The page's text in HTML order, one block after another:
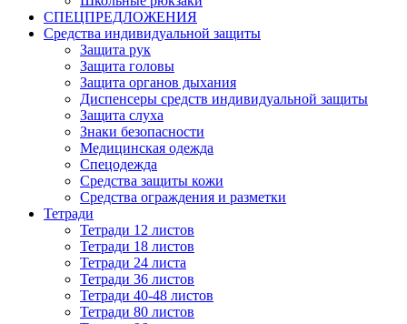
СПЕЦПРЕДЛОЖЕНИЯ
Средства индивидуальной защиты
Защита рук
Защита головы
Защита органов дыхания
Диспенсеры средств индивидуальной защиты
Защита слуха
Знаки безопасности
Медицинская одежда
Спецодежда
Средства защиты кожи
Средства ограждения и разметки
Тетради
Тетради 12 листов
Тетради 18 листов
Тетради 24 листа
Тетради 36 листов
Тетради 40-48 листов
Тетради 80 листов